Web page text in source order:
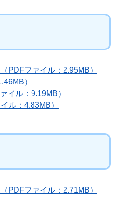
PDFファイル：2.95MB）
）
イル：9.19MB）
ル：4.83MB）
PDFファイル：2.71MB）